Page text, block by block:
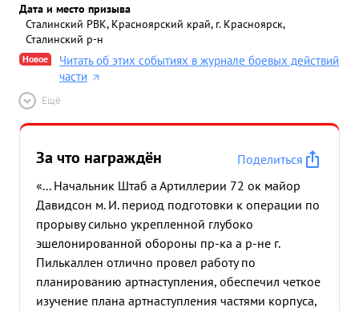
Дата и место призыва
Сталинский РВК, Красноярский край, г. Красноярск,
Сталинский р-н
Новое
Читать об этих событиях в журнале боевых действий
части
Ещё
За что награждён
Поделиться
«... Начальник Штаб а Артиллерии 72 ок майор
Давидсон м. И. период подготовки к операции по
прорыву сильно укрепленной глубоко
эшелонированной обороны пр-ка а р-не г.
Пилькаллен отлично провел работу по
планированию артнаступления, обеспечил четкое
изучение плана артнаступления частями корпуса,